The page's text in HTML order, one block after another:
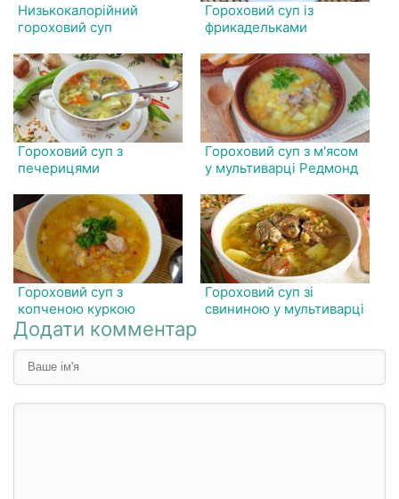
Низькокалорійний
гороховий суп
Гороховий суп із
фрикадельками
Гороховий суп з
печерицями
Гороховий суп з м'ясом
у мультиварці Редмонд
Гороховий суп з
копченою куркою
Гороховий суп зі
свининою у мультиварці
Додати комментар